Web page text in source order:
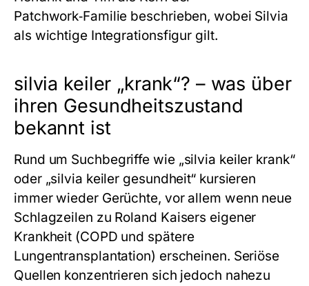
Patchwork‑Familie beschrieben, wobei Silvia
als wichtige Integrationsfigur gilt.
silvia keiler „krank“? – was über
ihren Gesundheitszustand
bekannt ist
Rund um Suchbegriffe wie „silvia keiler krank“
oder „silvia keiler gesundheit“ kursieren
immer wieder Gerüchte, vor allem wenn neue
Schlagzeilen zu Roland Kaisers eigener
Krankheit (COPD und spätere
Lungentransplantation) erscheinen. Seriöse
Quellen konzentrieren sich jedoch nahezu